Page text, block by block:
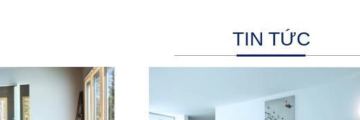
TIN TỨC